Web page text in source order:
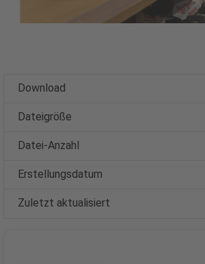
Download
Dateigröße
Datei-Anzahl
Erstellungsdatum
Zuletzt aktualisiert